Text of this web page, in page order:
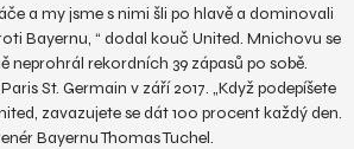
a my jsme s nimi šli po hlavě a dominovali
Bayernu, “ dodal kouč United. Mnichovu se
neprohrál rekordních 39 zápasů po sobě.
St. Germain v září 2017. „Když podepíšete
zavazujete se dát 100 procent každý den.
Bayernu Thomas Tuchel.